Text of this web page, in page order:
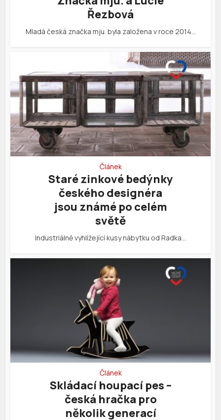
Řezbová
Mladá česká značka mju. byla založena v roce 2014…
Článek
Staré zinkové bedýnky
českého designéra
jsou známé po celém
světě
Industriálně vyhlížející kusy nábytku od Radka…
Článek
Skládací houpací pes –
česká hračka pro
několik generací